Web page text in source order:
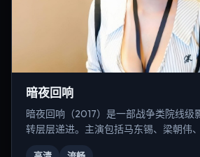
暗夜回响
暗夜回响（2017）是一部战争类院线级
转层层递进。主演包括马东锡、梁朝伟